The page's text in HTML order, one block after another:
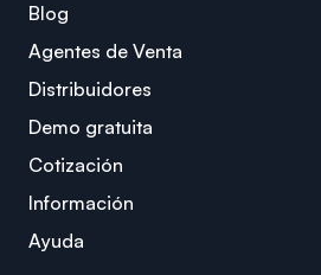
Blog
Agentes de Venta
Distribuidores
Demo gratuita
Cotización
Información
Ayuda